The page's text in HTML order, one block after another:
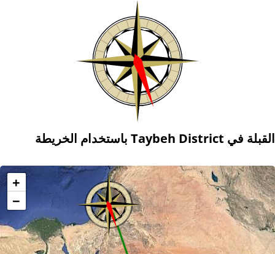
القبلة في Taybeh District باستخدام الخريطة
+
−